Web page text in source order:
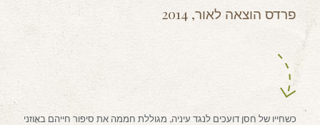
פרדס הוצאה לאור, 2014
כשחייו של חסן דועכים לנגד עיניה, מגוללת חממה את סיפור חייהם באוזני